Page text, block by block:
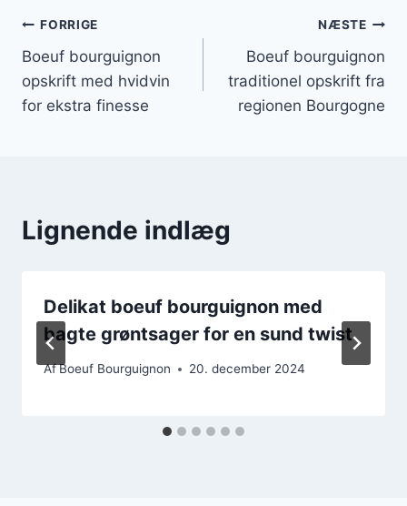
Indlægsnavigation
FORRIGE
Boeuf bourguignon
opskrift med hvidvin
for ekstra finesse
NÆSTE
Boeuf bourguignon
traditionel opskrift fra
regionen Bourgogne
Lignende indlæg
Delikat boeuf bourguignon med
bagte grøntsager for en sund twist
AfBoeuf Bourguignon 20. december 2024